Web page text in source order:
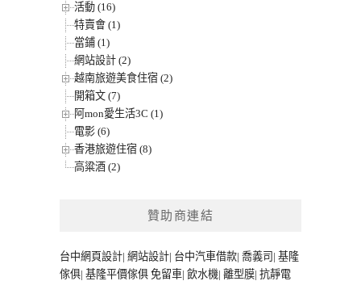
活動 (16)
特賣會 (1)
當鋪 (1)
網站設計 (2)
越南旅遊美食住宿 (2)
開箱文 (7)
阿mon愛生活3C (1)
電影 (6)
香港旅遊住宿 (8)
高粱酒 (2)
贊助商連結
台中網頁設計| 網站設計| 台中汽車借款| 喬義司 | 基隆
傢俱| 基隆平價傢俱 免留車| 飲水機| 離型膜| 抗靜電